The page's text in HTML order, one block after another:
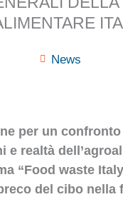
News
per un
e realtà
“Food waste
del cibo nella